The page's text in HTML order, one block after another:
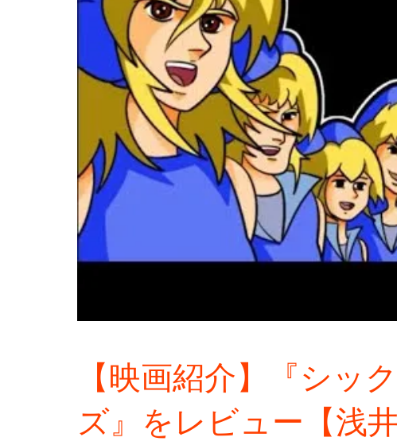
【映画紹介】『シッ
ズ』をレビュー【浅井